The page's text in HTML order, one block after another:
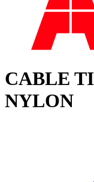
CABLE
NYLON